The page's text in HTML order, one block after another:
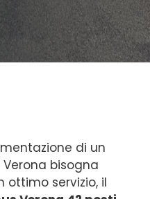
di un
bisogna
ottimo servizio, il